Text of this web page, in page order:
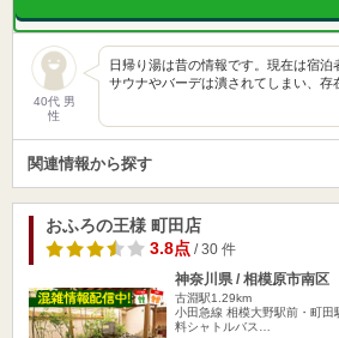
40代 男
性
日帰り湯は昔の情報です。現在は宿泊
サウナやバーデは潰されてしまい、存
関連情報から探す
おふろの王様 町田店
3.8点/ 30 件
神奈川県 / 相模原市南区
古淵駅1.29km
小田急線 相模大野駅前・町
料シャトルバス…